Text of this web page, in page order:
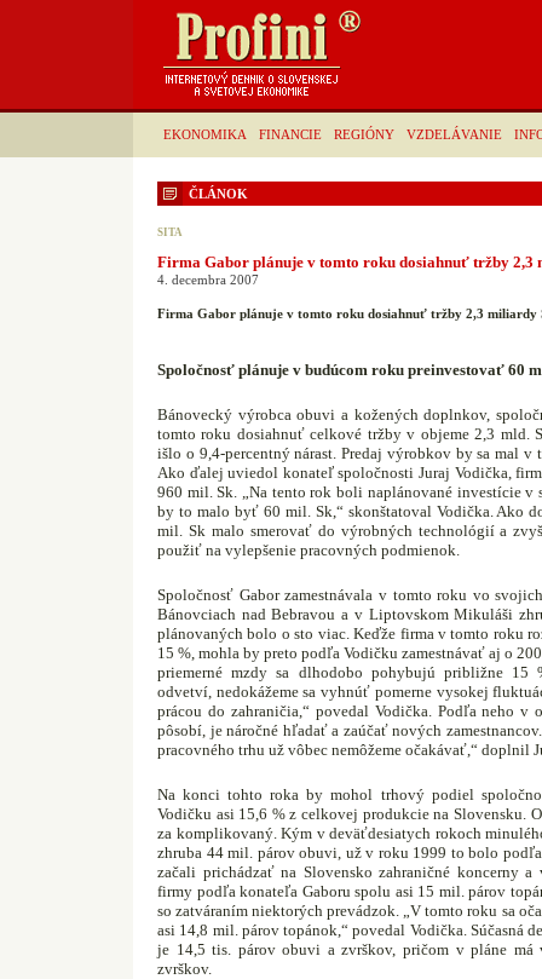
EKONOMIKA FINANCIE REGIÓNY VZDELÁVANIE
ČLÁNOK
SITA
Firma Gabor plánuje v tomto roku dosiahnuť tržby 2,3
4. decembra 2007
Firma Gabor plánuje v tomto roku dosiahnuť tržby 2,3 miliardy
Spoločnosť plánuje v budúcom roku preinvestovať 60
Bánovecký výrobca obuvi a kožených doplnkov,
tomto roku dosiahnuť celkové tržby v objeme 2,3 mld.
išlo o 9,4-percentný nárast. Predaj výrobkov by sa mal
Ako ďalej uviedol konateľ spoločnosti Juraj Vodička,
960 mil. Sk. „Na tento rok boli naplánované investície v
by to malo byť 60 mil. Sk,“ skonštatoval Vodička. Ako
mil. Sk malo smerovať do výrobných technológií a
použiť na vylepšenie pracovných podmienok.
Spoločnosť Gabor zamestnávala v tomto roku vo
Bánovciach nad Bebravou a v Liptovskom Mikuláši
plánovaných bolo o sto viac. Keďže firma v tomto roku
15 %, mohla by preto podľa Vodičku zamestnávať aj o
priemerné mzdy sa dlhodobo pohybujú približne 15
odvetví, nedokážeme sa vyhnúť pomerne vysokej
prácou do zahraničia,“ povedal Vodička. Podľa neho v
pôsobí, je náročné hľadať a zaúčať nových
pracovného trhu už vôbec nemôžeme očakávať,“ doplnil
Na konci tohto roka by mohol trhový podiel
Vodičku asi 15,6 % z celkovej produkcie na Slovensku.
za komplikovaný. Kým v deväťdesiatych rokoch
zhruba 44 mil. párov obuvi, už v roku 1999 to bolo
začali prichádzať na Slovensko zahraničné koncerny
firmy podľa konateľa Gaboru spolu asi 15 mil. párov
so zatváraním niektorých prevádzok. „V tomto roku sa
asi 14,8 mil. párov topánok,“ povedal Vodička. Súčasná
je 14,5 tis. párov obuvi a zvrškov, pričom v pláne
zvrškov.